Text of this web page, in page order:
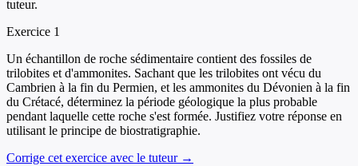
tuteur.
Exercice 1
Un échantillon de roche sédimentaire contient des fossiles de
trilobites et d'ammonites. Sachant que les trilobites ont vécu du
Cambrien à la fin du Permien, et les ammonites du Dévonien à la fin
du Crétacé, déterminez la période géologique la plus probable
pendant laquelle cette roche s'est formée. Justifiez votre réponse en
utilisant le principe de biostratigraphie.
Corrige cet exercice avec le tuteur →